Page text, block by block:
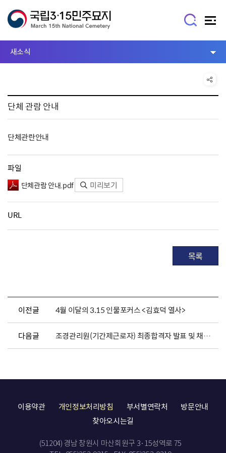
새소식
단체 관람 안내
단체관란안내
파일
단체관람 안내.pdf 미리보기
URL
목록
이전글 4월 이달의 3.15 인물포커스 <김효덕 열사>
다음글 조경관리원(기간제근로자) 최종합격자 발표 및 채용서류 제출 안내
이용약관 개인정보처리방침 부서별연락처
방문안내
찾아오시는길
(51204) 경남 창원시 마산회원구 3·15성역로 75